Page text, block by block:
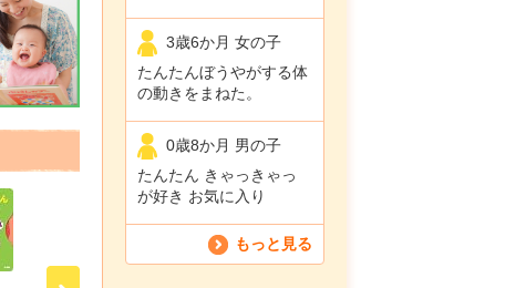
3歳6か月 女の子
たんたんぼうやがする体
の動きをまねた。
0歳8か月 男の子
たんたん きゃっきゃっ
が好き お気に入り
もっと見る